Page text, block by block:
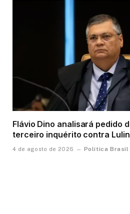
Flávio Dino analisará pedido
terceiro inquérito contra
4 de agosto de 2026 Política Brasil